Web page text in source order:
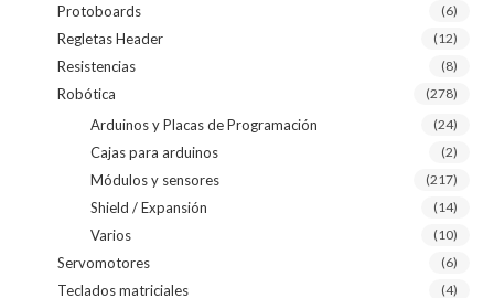
Protoboards (6)
Regletas Header (12)
Resistencias (8)
Robótica (278)
Arduinos y Placas de Programación (24)
Cajas para arduinos (2)
Módulos y sensores (217)
Shield / Expansión (14)
Varios (10)
Servomotores (6)
Teclados matriciales (4)